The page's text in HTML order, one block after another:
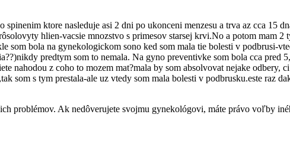
ktore nasleduje asi 2 dni po ukonceni menzesu a trva az cca 15
hlien-vacsie mnozstvo s primesov starsej krvi.No a potom mam
som bola na gynekologickom sono ked som mala tie bolesti v podbrusi-
predtym som to nemala. Na gyno preventivke som bola cca pred
nahodou z coho to mozem mat?mala by som absolvovat nejake odbery,
som s tym prestala-ale uz vtedy som mala bolesti v podbrusku.este raz
problémov. Ak nedôverujete svojmu gynekológovi, máte právo voľby